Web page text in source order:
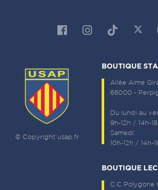
© Copyright usap.fr
BOUTIQUE
Allée Aime
66000 -
Du lundi au
9h-12h / 14h-
Samedi:
10h-12h / 14h-
BOUTIQUE
C.C Polygone